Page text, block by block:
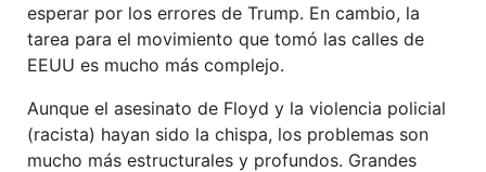
esperar por los errores de Trump. En cambio, la
tarea para el movimiento que tomó las calles de
EEUU es mucho más complejo.
Aunque el asesinato de Floyd y la violencia policial
(racista) hayan sido la chispa, los problemas son
mucho más estructurales y profundos. Grandes